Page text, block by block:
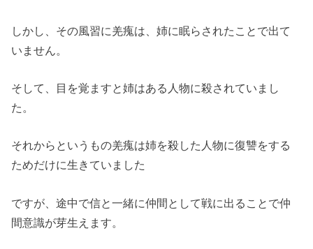
しかし、その風習に羌瘣は、姉に眠らされたことで出て
いません。
そして、目を覚ますと姉はある人物に殺されていまし
た。
それからというもの羌瘣は姉を殺した人物に復讐をする
ためだけに生きていました
ですが、途中で信と一緒に仲間として戦に出ることで仲
間意識が芽生えます。